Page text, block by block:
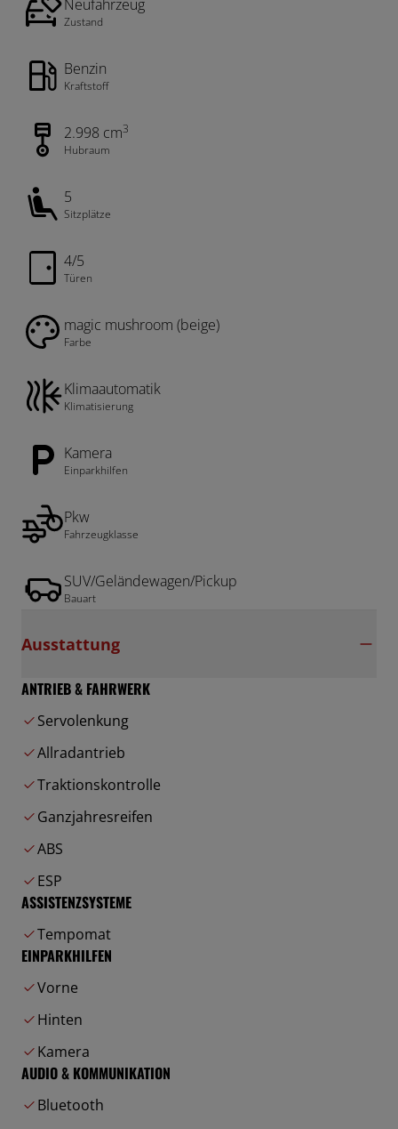
Neufahrzeug
Zustand
Benzin
Kraftstoff
2.998 cm3
Hubraum
5
Sitzplätze
4/5
Türen
magic mushroom (beige)
Farbe
Klimaautomatik
Klimatisierung
Kamera
Einparkhilfen
Pkw
Fahrzeugklasse
SUV/Geländewagen/Pickup
Bauart
Ausstattung
ANTRIEB & FAHRWERK
Servolenkung
Allradantrieb
Traktionskontrolle
Ganzjahresreifen
ABS
ESP
ASSISTENZSYSTEME
Tempomat
EINPARKHILFEN
Vorne
Hinten
Kamera
AUDIO & KOMMUNIKATION
Bluetooth